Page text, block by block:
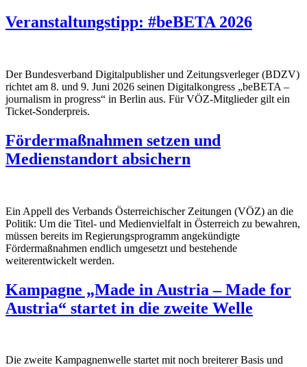
Veranstaltungstipp: #beBETA 2026
Der Bundesverband Digitalpublisher und Zeitungsverleger (BDZV)
richtet am 8. und 9. Juni 2026 seinen Digitalkongress „beBETA –
journalism in progress“ in Berlin aus. Für VÖZ-Mitglieder gilt ein
Ticket-Sonderpreis.
Fördermaßnahmen setzen und
Medienstandort absichern
Ein Appell des Verbands Österreichischer Zeitungen (VÖZ) an die
Politik: Um die Titel- und Medienvielfalt in Österreich zu bewahren,
müssen bereits im Regierungsprogramm angekündigte
Fördermaßnahmen endlich umgesetzt und bestehende
weiterentwickelt werden.
Kampagne „Made in Austria – Made for
Austria“ startet in die zweite Welle
Die zweite Kampagnenwelle startet mit noch breiterer Basis und